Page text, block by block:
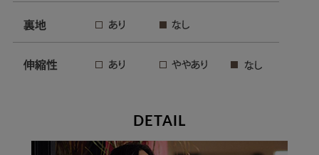
DETAIL